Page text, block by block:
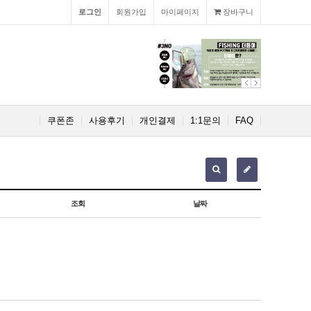
장바구니
마이페이지
회원가입
로그인
FAQ
1:1문의
개인결제
사용후기
쿠폰존
조회 날짜